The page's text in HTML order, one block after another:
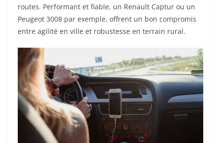
routes. Performant et fiable, un Renault Captur ou un
Peugeot 3008 par exemple, offrent un bon compromis
entre agilité en ville et robustesse en terrain rural.